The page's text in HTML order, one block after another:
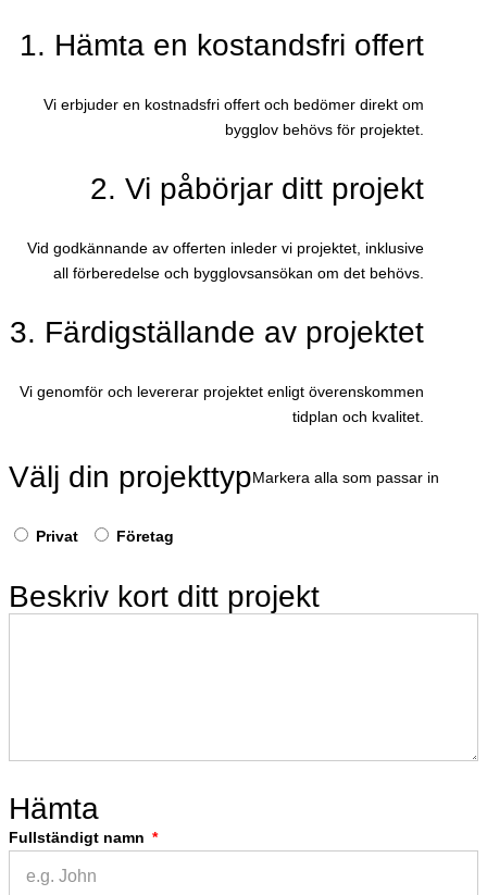
1. Hämta en kostandsfri offert
Vi erbjuder en kostnadsfri offert och bedömer direkt om
bygglov behövs för projektet.
2. Vi påbörjar ditt projekt
Vid godkännande av offerten inleder vi projektet, inklusive
all förberedelse och bygglovsansökan om det behövs.
3. Färdigställande av projektet
Vi genomför och levererar projektet enligt överenskommen
tidplan och kvalitet.
Välj din projekttypMarkera alla som passar in
Privat Företag
Beskriv kort ditt projekt
Hämta
Fullständigt namn